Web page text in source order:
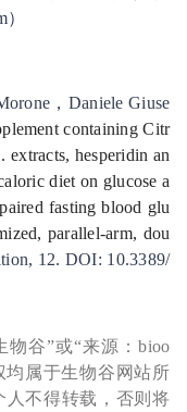
，Daniele Giuse
containing Citr
hesperidin an
diet on glucose a
fasting blood glu
parallel-arm, dou
12. DOI: 10.3389/
谷”或“来源：bioo
均属于生物谷网站所
不得转载，否则将